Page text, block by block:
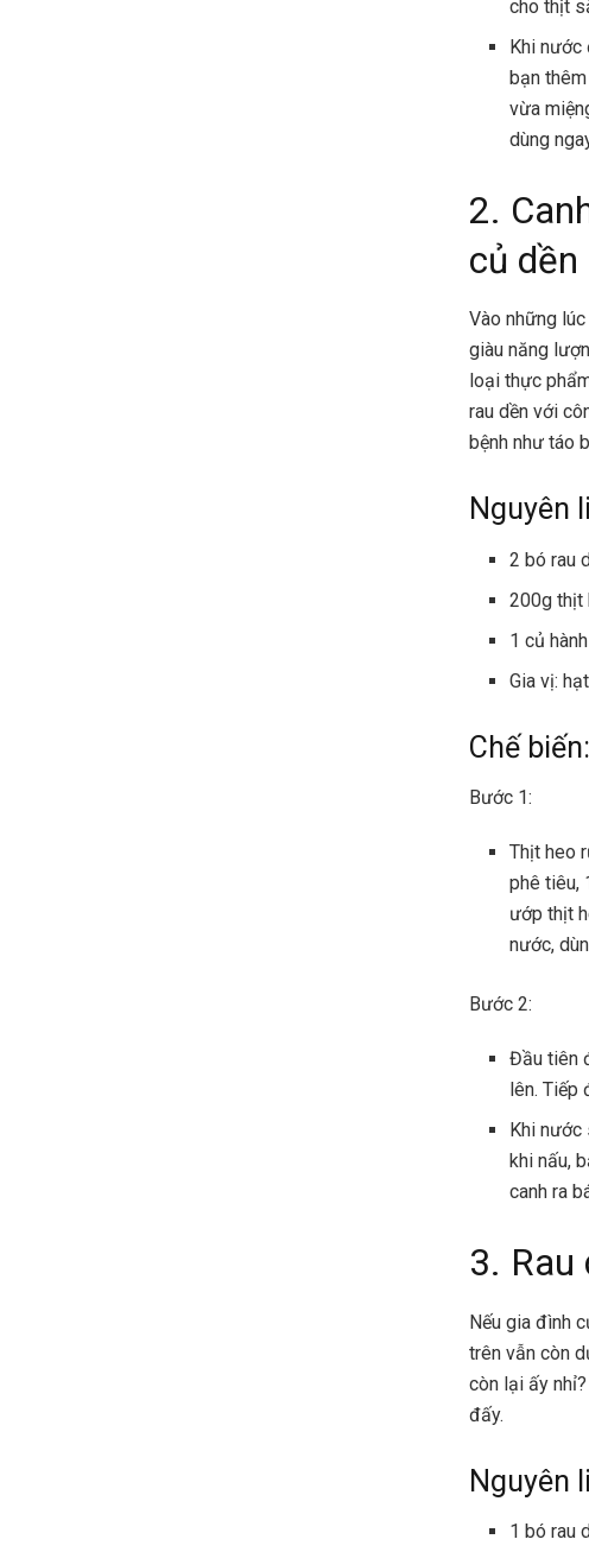
cho thịt
Khi nước
bạn
vừa
dùng
2.
củ dền
Vào những
giàu năng
loại thực
rau dền với
bệnh như táo
Nguyên
2 bó rau
200g thịt
1 củ
Gia vị:
Chế biến:
Bước 1:
Thịt heo
phê tiêu,
ướp thịt
nước,
Bước 2:
Đầu tiên
lên. Tiếp
Khi nước
khi nấu,
canh ra
3. Rau
Nếu gia đình
trên vẫn còn
còn lại ấy
đấy.
Nguyên
1 bó rau